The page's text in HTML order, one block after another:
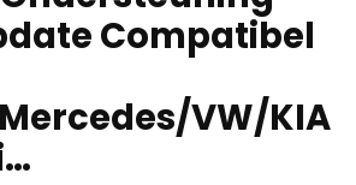
Compatibel
VW/KIA